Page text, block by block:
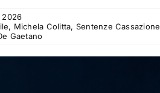
2026
Michela Colitta, Sentenze Cassazione
Gaetano